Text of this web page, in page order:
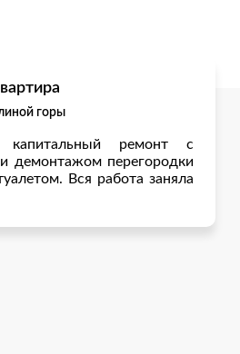
горы
ремонт с
демонтажом перегородки
Вся работа заняла